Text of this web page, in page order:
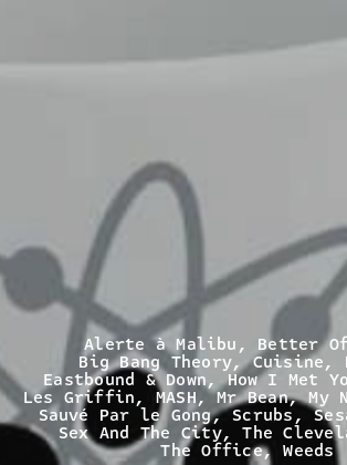
Alerte à Malibu, Better
Big Bang Theory,Cuisine,
Eastbound & Down,How I Met
Les Griffin, MASH,Mr Bean,My
Sauvé Par le Gong,Scrubs,
Sex And The City,The
The Office,Weeds